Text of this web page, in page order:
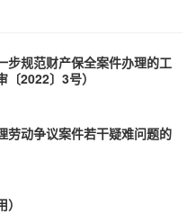
步规范财产保全案件办理的工
2022〕3号）
劳动争议案件若干疑难问题的